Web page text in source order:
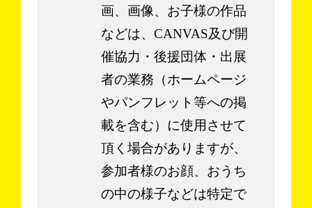
画、画像、お子様の作品
などは、CANVAS及び開
催協力・後援団体・出展
者の業務（ホームページ
やパンフレット等への掲
載を含む）に使用させて
頂く場合がありますが、
参加者様のお顔、おうち
の中の様子などは特定で